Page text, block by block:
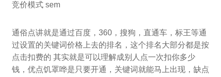
竞价模式 sem
通俗点讲就是通过百度，360，搜狗，直通车，标王等通
过设置的关键词价格上去的排名，这个排名大部分都是按
点击扣费的 其实就是可以理解成别人点一次扣你多少
钱，优点饥罩哗是只要开通，关键词就能马上出现，缺点